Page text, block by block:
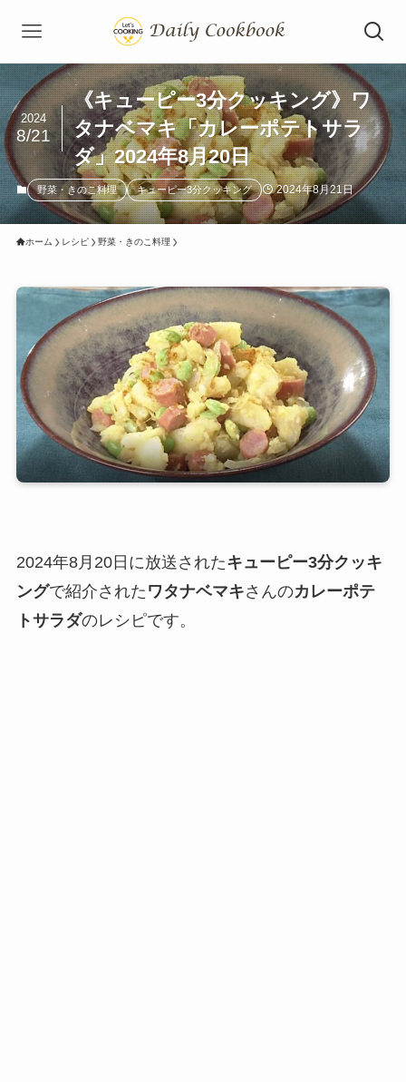
《キューピー3分クッキング》ワ
タナベマキ「カレーポテトサラ
ダ」2024年8月20日
2024
8/21
野菜・きのこ料理 キューピー3分クッキング 2024年8月21日
ホーム レシピ 野菜・きのこ料理
2024年8月20日に放送されたキューピー3分クッキ
ングで紹介された ワタナベマキさんのカレーポテ
トサラダのレシピです。